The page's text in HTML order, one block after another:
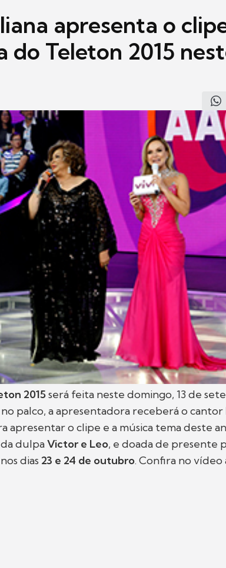
apresenta o
do Teleton 2015
2015será feita neste domingo, 13 de
no palco, a apresentadora receberá o cantor
apresentar o clipe e a música tema deste
da dulpaVictor e Leo, e doada de presente
dias 23 e 24 de outubro. Confira no vídeo